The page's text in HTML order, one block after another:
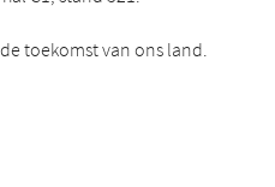
toekomst van ons land.